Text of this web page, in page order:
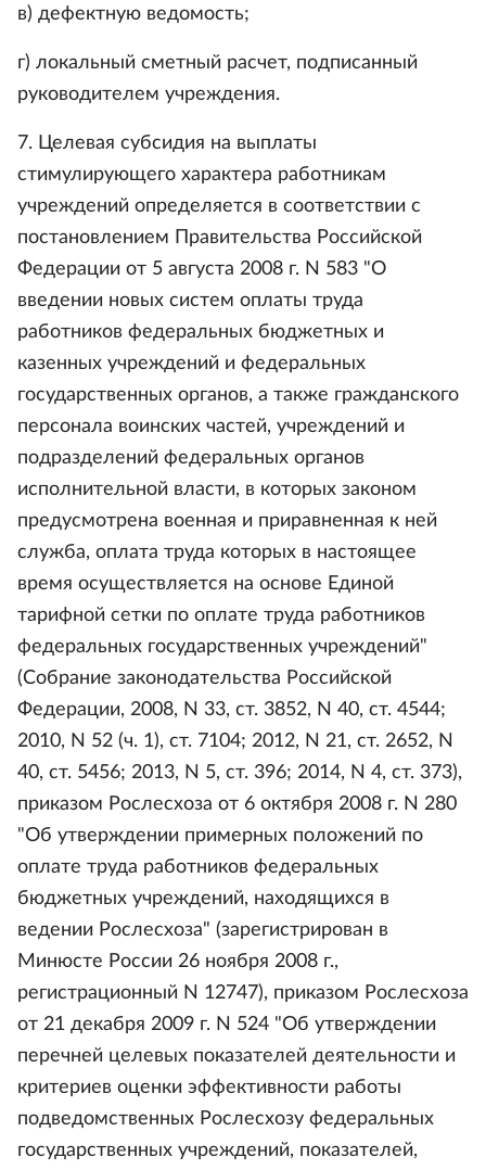
в) дефектную ведомость;
г) локальный сметный расчет, подписанный
руководителем учреждения.
7. Целевая субсидия на выплаты
стимулирующего характера работникам
учреждений определяется в соответствии с
постановлением Правительства Российской
Федерации от 5 августа 2008 г. N 583 "О
введении новых систем оплаты труда
работников федеральных бюджетных и
казенных учреждений и федеральных
государственных органов, а также гражданского
персонала воинских частей, учреждений и
подразделений федеральных органов
исполнительной власти, в которых законом
предусмотрена военная и приравненная к ней
служба, оплата труда которых в настоящее
время осуществляется на основе Единой
тарифной сетки по оплате труда работников
федеральных государственных учреждений"
(Собрание законодательства Российской
Федерации, 2008, N 33, ст. 3852, N 40, ст. 4544;
2010, N 52 (ч. 1), ст. 7104; 2012, N 21, ст. 2652, N
40, ст. 5456; 2013, N 5, ст. 396; 2014, N 4, ст. 373),
приказом Рослесхоза от 6 октября 2008 г. N 280
"Об утверждении примерных положений по
оплате труда работников федеральных
бюджетных учреждений, находящихся в
ведении Рослесхоза" (зарегистрирован в
Минюсте России 26 ноября 2008 г.,
регистрационный N 12747), приказом Рослесхоза
от 21 декабря 2009 г. N 524 "Об утверждении
перечней целевых показателей деятельности и
критериев оценки эффективности работы
подведомственных Рослесхозу федеральных
государственных учреждений, показателей,